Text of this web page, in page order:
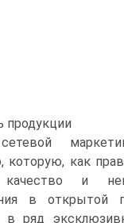
продукции
которую, как
и
в открытой
в ряд